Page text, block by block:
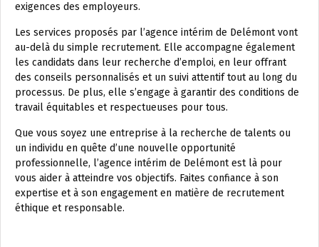
exigences des employeurs.
Les services proposés par l’agence intérim de Delémont vont
au-delà du simple recrutement. Elle accompagne également
les candidats dans leur recherche d’emploi, en leur offrant
des conseils personnalisés et un suivi attentif tout au long du
processus. De plus, elle s’engage à garantir des conditions de
travail équitables et respectueuses pour tous.
Que vous soyez une entreprise à la recherche de talents ou
un individu en quête d’une nouvelle opportunité
professionnelle, l’agence intérim de Delémont est là pour
vous aider à atteindre vos objectifs. Faites confiance à son
expertise et à son engagement en matière de recrutement
éthique et responsable.